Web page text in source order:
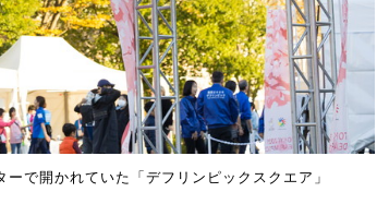
で開かれていた「デフリンピックスクエア」